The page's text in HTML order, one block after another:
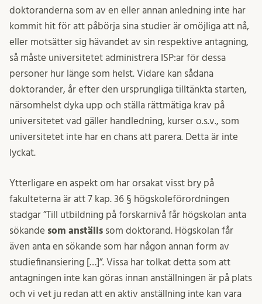
doktoranderna som av en eller annan anledning inte har
kommit hit för att påbörja sina studier är omöjliga att nå,
eller motsätter sig hävandet av sin respektive antagning,
så måste universitetet administrera ISP:ar för dessa
personer hur länge som helst. Vidare kan sådana
doktorander, år efter den ursprungliga tilltänkta starten,
närsomhelst dyka upp och ställa rättmätiga krav på
universitetet vad gäller handledning, kurser o.s.v., som
universitetet inte har en chans att parera. Detta är inte
lyckat.
Ytterligare en aspekt om har orsakat visst bry på
fakulteterna är att 7 kap. 36 § högskoleförordningen
stadgar ”Till utbildning på forskarnivå får högskolan anta
sökande som anställs som doktorand. Högskolan får
även anta en sökande som har någon annan form av
studiefinansiering […]”. Vissa har tolkat detta som att
antagningen inte kan göras innan anställningen är på plats
och vi vet ju redan att en aktiv anställning inte kan vara